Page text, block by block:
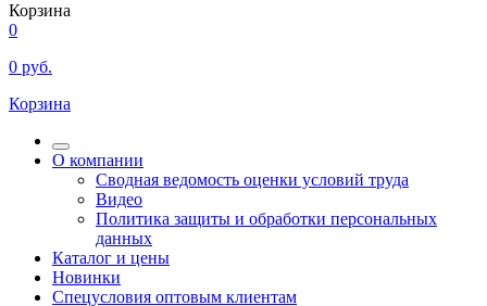
Корзина
0
0 руб.
Корзина
О компании
Сводная ведомость оценки условий труда
Видео
Политика защиты и обработки персональных
данных
Каталог и цены
Новинки
Спецусловия оптовым клиентам